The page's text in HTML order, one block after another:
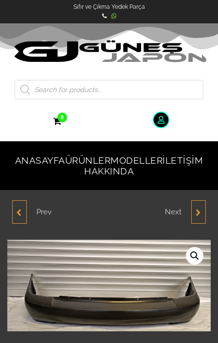
Sıfır ve Çıkma Yedek Parça
0
ANASAYFAÜRÜNLERMODELLERİLETIŞIM
HAKKINDA
HYUNDAI ACCENT
MODEL TRAVERS
Prev HYUNDAI ACCENT
MODEL TEYP
ÇERÇEVESI ORJINAL
ÇIKMA YEDEK PARÇA
Next